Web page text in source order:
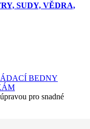
SUDY, VĚDRA,
BEDNY
pro snadné